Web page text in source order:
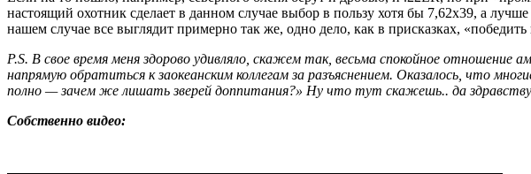
настоящий охотник сделает в данном случае выбор в пользу хотя бы 7,62х39, а
нашем случае все выглядит примерно так же, одно дело, как в присказках,
P.S. В свое время меня здорово удивляло, скажем так, весьма спокойное
напрямую обратиться к заокеанским коллегам за разъяснением. Оказалось, что
полно — зачем же лишать зверей доппитания?» Ну что тут скажешь.. да
Собственно видео: